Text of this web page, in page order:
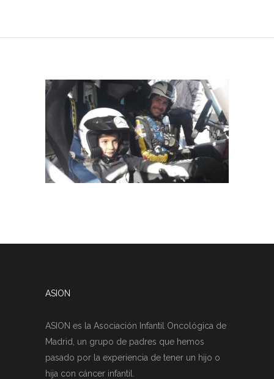
ASION
ASION es la Asociación Infantil Oncológica de
Madrid, un grupo de padres que hemos
pasado por la experiencia de tener un hijo o
hija con cáncer infantil.